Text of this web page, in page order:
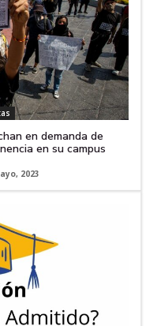
en demanda de
en su campus
2023